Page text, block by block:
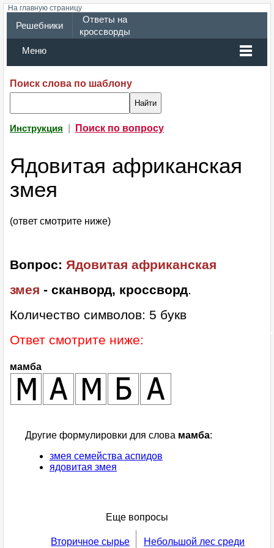
На главную страницу
Решебники
Ответы на
кроссворды
Меню
Поиск слова по шаблону
Инструкция Поиск по вопросу
Ядовитая африканская
змея
(ответ смотрите ниже)
Вопрос: Ядовитая африканская
змея - сканворд, кроссворд.
Количество символов: 5 букв
Ответ смотрите ниже:
мамба
Другие формулировки для слова мамба:
змея семейства аспидов
ядовитая змея
Еще вопросы
Вторичное сырье
Небольшой лес среди